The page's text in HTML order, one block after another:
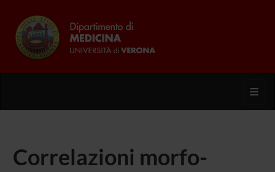
Correlazioni morfo-